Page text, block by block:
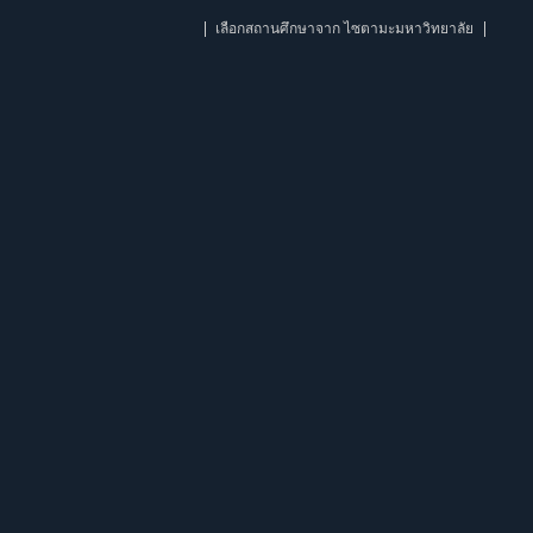
เลือกสถานศึกษาจาก ไซตามะมหาวิทยาลัย